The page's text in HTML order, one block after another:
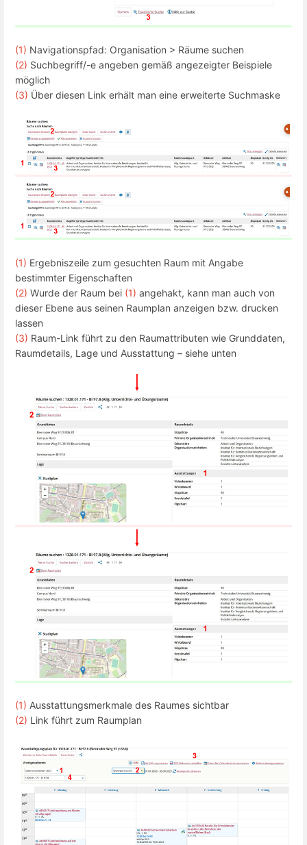
(1) Navigationspfad: Organisation > Räume suchen
(2) Suchbegriff/-e angeben gemäß angezeigter Beispiele
möglich
(3) Über diesen Link erhält man eine erweiterte Suchmaske
(1) Ergebniszeile zum gesuchten Raum mit Angabe
bestimmter Eigenschaften
(2) Wurde der Raum bei (1) angehakt, kann man auch von
dieser Ebene aus seinen Raumplan anzeigen bzw. drucken
lassen
(3) Raum-Link führt zu den Raumattributen wie Grunddaten,
Raumdetails, Lage und Ausstattung – siehe unten
(1) Ausstattungsmerkmale des Raumes sichtbar
(2) Link führt zum Raumplan